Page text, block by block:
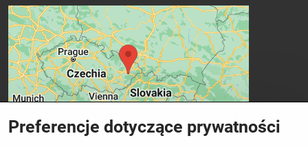
Preferencje dotyczące prywatności